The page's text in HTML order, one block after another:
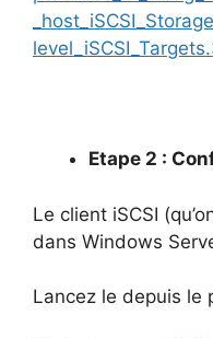
Etape 2 :
Le client iSCSI
dans Windows
Lancez le depuis le